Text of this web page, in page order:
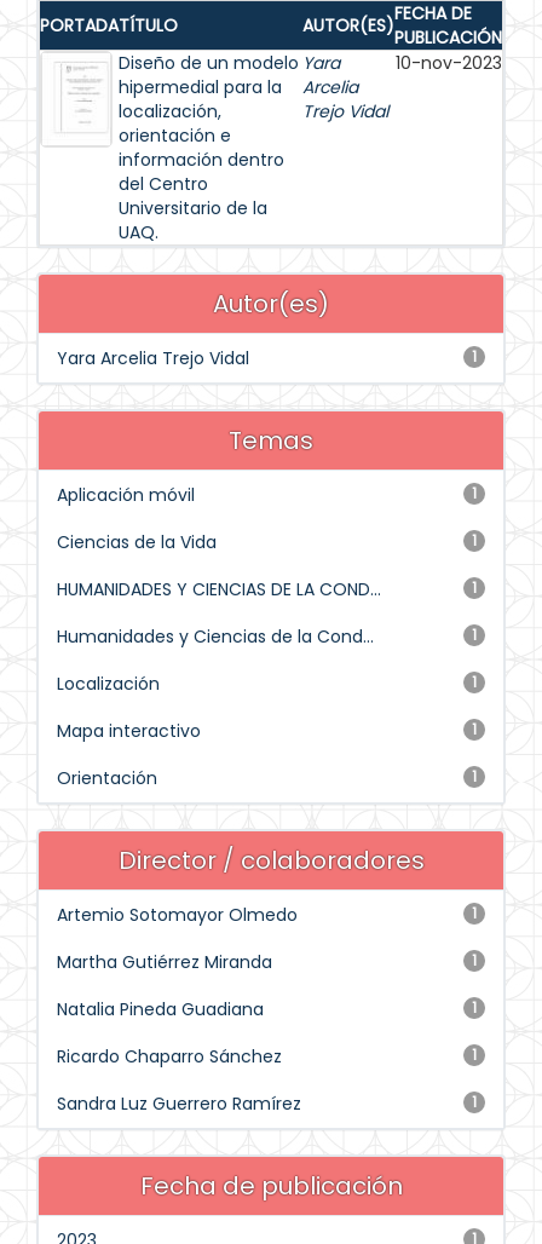
PORTADATÍTULO AUTOR(ES)FECHA DE
PUBLICACIÓN
Diseño de un modelo
hipermedial para la
localización,
orientación e
información dentro
del Centro
Universitario de la
UAQ.
Yara
Arcelia
Trejo Vidal
10-nov-2023
Autor(es)
1
Yara Arcelia Trejo Vidal
Temas
1
Aplicación móvil
1
Ciencias de la Vida
1
HUMANIDADES Y CIENCIAS DE LA COND...
1
Humanidades y Ciencias de la Cond...
1
Localización
1
Mapa interactivo
1
Orientación
Director / colaboradores
1
Artemio Sotomayor Olmedo
1
Martha Gutiérrez Miranda
1
Natalia Pineda Guadiana
1
Ricardo Chaparro Sánchez
1
Sandra Luz Guerrero Ramírez
Fecha de publicación
1